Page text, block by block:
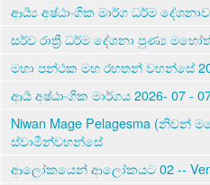
ආර්‍ය්‍ය අෂ්ඨාංගික මාර්ග ධර්ම
සර්ව රාත්‍රී ධර්ම දේශනා පුණ්‍ය
මහා පන්ථක මහ රහතන් වහන්සේ
ආර්‍ය අෂ්ඨාංගික මාර්ගය 2026- 07 -
Niwan Mage Pelagesma (නිවන්
ස්වාමීන්වහන්සේ
ආලෝකයෙන් ආලෝකයට 02 -- Ven.